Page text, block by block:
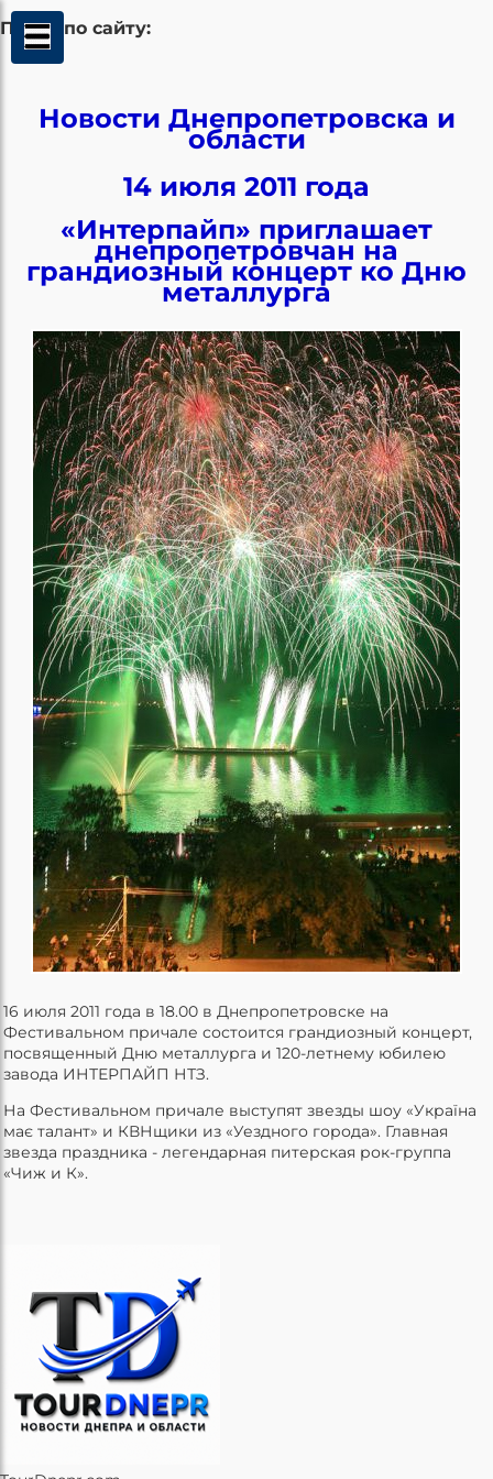
Поиск по сайту:
Новости Днепропетровска и
области
14 июля 2011 года
«Интерпайп» приглашает
днепропетровчан на
грандиозный концерт ко Дню
металлурга
16 июля 2011 года в 18.00 в Днепропетровске на
Фестивальном причале состоится грандиозный концерт,
посвященный Дню металлурга и 120-летнему юбилею
завода ИНТЕРПАЙП НТЗ.
На Фестивальном причале выступят звезды шоу «Україна
має талант» и КВНщики из «Уездного города». Главная
звезда праздника - легендарная питерская рок-группа
«Чиж и К».